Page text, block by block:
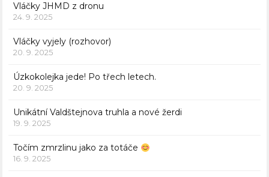
Vláčky JHMD z dronu
24. 9. 2025
Vláčky vyjely (rozhovor)
20. 9. 2025
Úzkokolejka jede! Po třech letech.
20. 9. 2025
Unikátní Valdštejnova truhla a nové žerdi
19. 9. 2025
Točím zmrzlinu jako za totáče
16. 9. 2025